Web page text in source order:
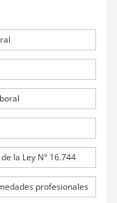
la Ley N° 16.744
profesionales